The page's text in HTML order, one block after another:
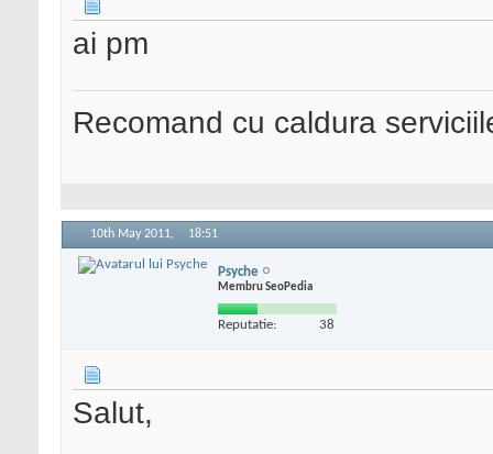
ai pm
Recomand cu caldura
10th May 2011, 18:51
Psyche
Membru SeoPedia
Reputatie: 38
Salut,